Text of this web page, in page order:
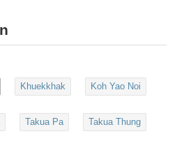
Khuekkhak Koh Yao Noi
Takua Pa Takua Thung